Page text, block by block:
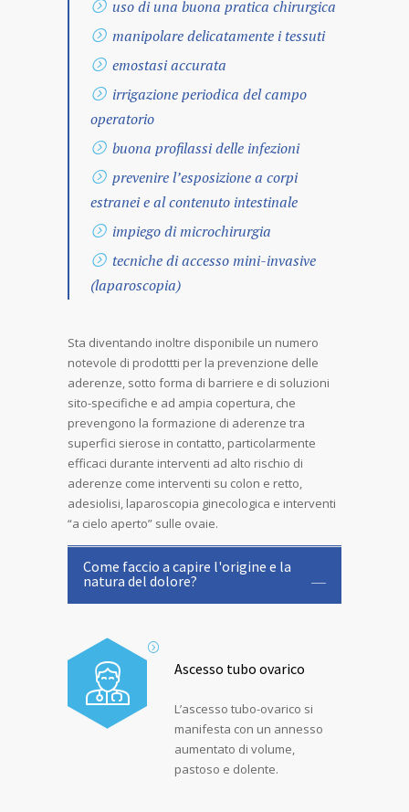
uso di una buona pratica chirurgica
manipolare delicatamente i tessuti
emostasi accurata
irrigazione periodica del campo
operatorio
buona profilassi delle infezioni
prevenire l’esposizione a corpi
estranei e al contenuto intestinale
impiego di microchirurgia
tecniche di accesso mini-invasive
(laparoscopia)
Sta diventando inoltre disponibile un numero
notevole di prodottti per la prevenzione delle
aderenze, sotto forma di barriere e di soluzioni
sito-specifiche e ad ampia copertura, che
prevengono la formazione di aderenze tra
superfici sierose in contatto, particolarmente
efficaci durante interventi ad alto rischio di
aderenze come interventi su colon e retto,
adesiolisi, laparoscopia ginecologica e interventi
“a cielo aperto” sulle ovaie.
Come faccio a capire l'origine e la
natura del dolore?
Ascesso tubo ovarico
L’ascesso tubo-ovarico si
manifesta con un annesso
aumentato di volume,
pastoso e dolente.